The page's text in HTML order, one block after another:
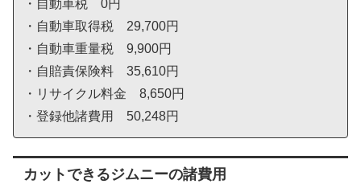
・自動車税 0円
・自動車取得税 29,700円
・自動車重量税 9,900円
・自賠責保険料 35,610円
・リサイクル料金 8,650円
・登録他諸費用 50,248円
カットできるジムニーの諸費用